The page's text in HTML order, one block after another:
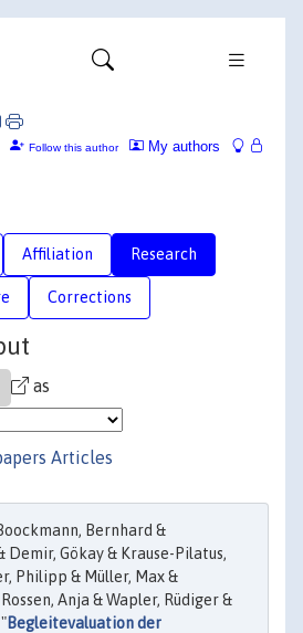
My authors
Follow this author
Affiliation Research
Corrections
as
Articles
Bernhard &
Demir, Gökay & Krause-Pilatus,
Philipp & Müller, Max &
Anja & Wapler, Rüdiger &
Begleitevaluation der